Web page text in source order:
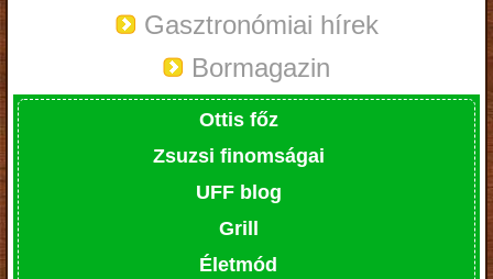
Gasztronómiai hírek
Bormagazin
Ottis főz
Zsuzsi finomságai
UFF blog
Grill
Életmód